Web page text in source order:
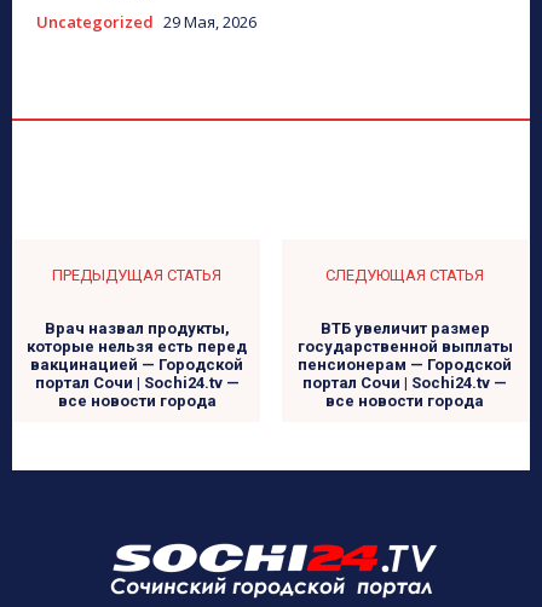
Uncategorized 29 Мая, 2026
ПРЕДЫДУЩАЯ СТАТЬЯ
Врач назвал продукты,
которые нельзя есть перед
вакцинацией — Городской
портал Сочи | Sochi24.tv —
все новости города
СЛЕДУЮЩАЯ СТАТЬЯ
ВТБ увеличит размер
государственной выплаты
пенсионерам — Городской
портал Сочи | Sochi24.tv —
все новости города